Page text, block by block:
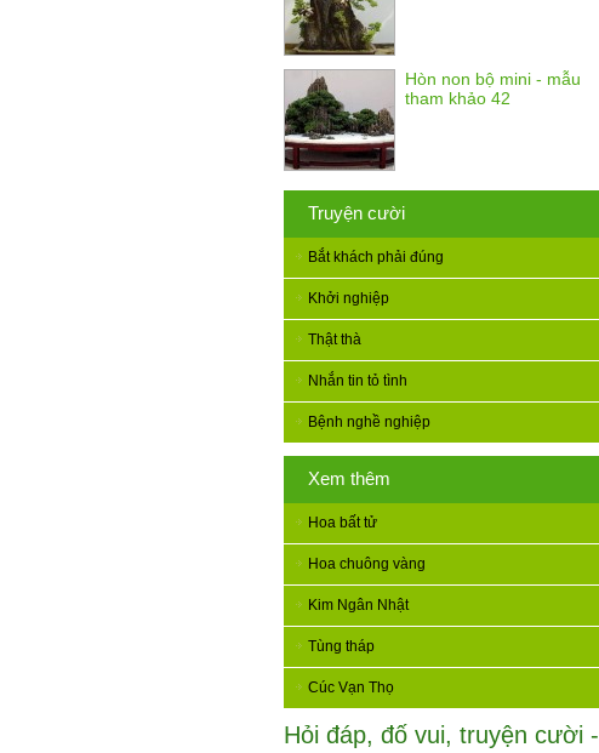
Hòn non bộ mini - mẫu
tham khảo 42
Truyện cười
Bắt khách phải đúng
Khởi nghiệp
Thật thà
Nhắn tin tỏ tình
Bệnh nghề nghiệp
Xem thêm
Hoa bất tử
Hoa chuông vàng
Kim Ngân Nhật
Tùng tháp
Cúc Vạn Thọ
Hỏi đáp, đố vui, truyện cười -